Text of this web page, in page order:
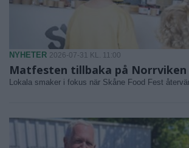
NYHETER 2026-07-31 KL. 11:00
Matfesten tillbaka på Norrviken
Lokala smaker i fokus när Skåne Food Fest